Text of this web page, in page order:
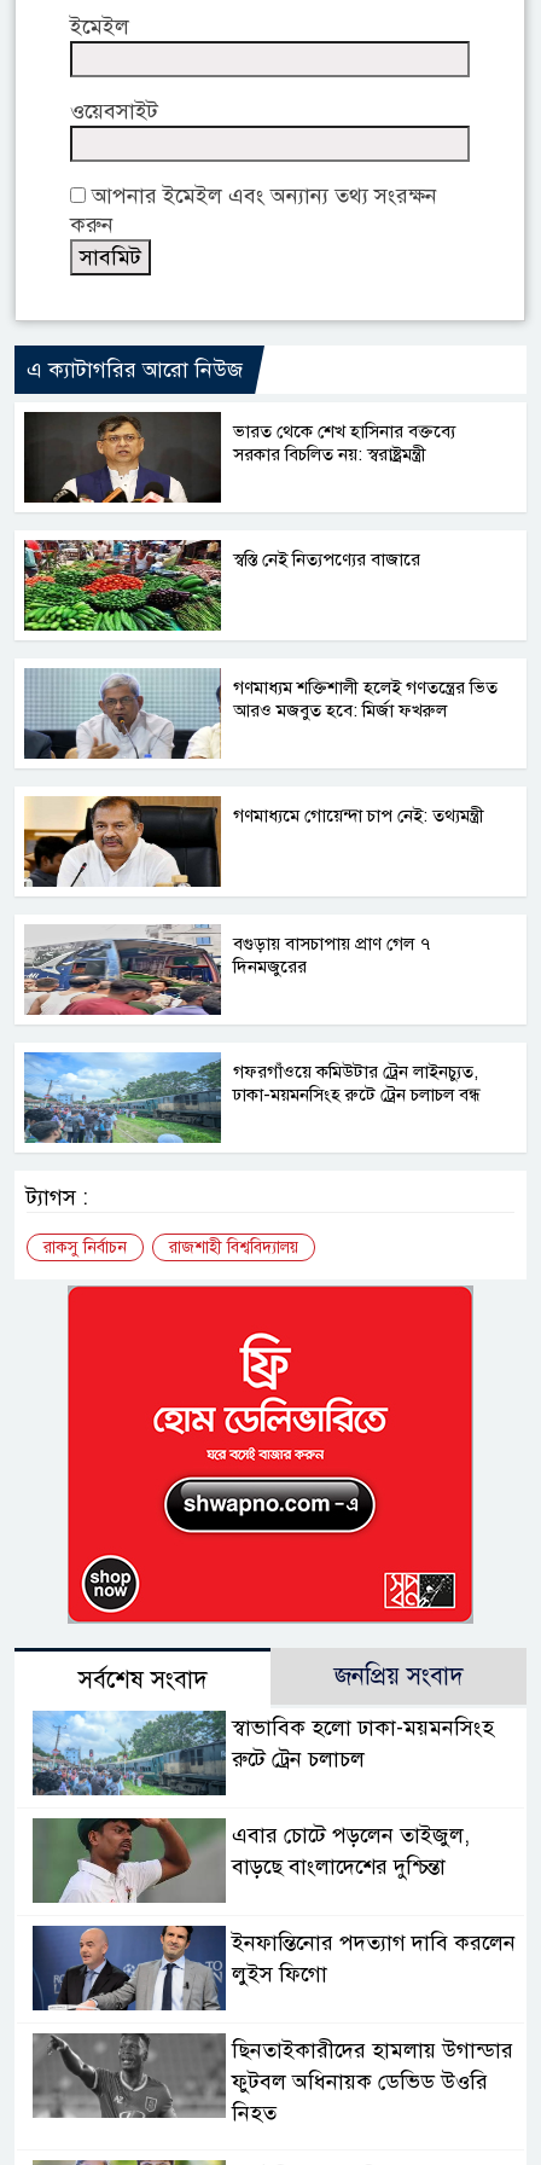
ইমেইল
ওয়েবসাইট
আপনার ইমেইল এবং অন্যান্য তথ্য সংরক্ষন
করুন
এ ক্যাটাগরির আরো নিউজ
ভারত থেকে শেখ হাসিনার বক্তব্যে
সরকার বিচলিত নয়: স্বরাষ্ট্রমন্ত্রী
স্বস্তি নেই নিত্যপণ্যের বাজারে
গণমাধ্যম শক্তিশালী হলেই গণতন্ত্রের ভিত
আরও মজবুত হবে: মির্জা ফখরুল
গণমাধ্যমে গোয়েন্দা চাপ নেই: তথ্যমন্ত্রী
বগুড়ায় বাসচাপায় প্রাণ গেল ৭
দিনমজুরের
গফরগাঁওয়ে কমিউটার ট্রেন লাইনচ্যুত,
ঢাকা-ময়মনসিংহ রুটে ট্রেন চলাচল বন্ধ
ট্যাগস :
রাকসু নির্বাচন রাজশাহী বিশ্ববিদ্যালয়
সর্বশেষ সংবাদ জনপ্রিয় সংবাদ
স্বাভাবিক হলো ঢাকা-ময়মনসিংহ
রুটে ট্রেন চলাচল
এবার চোটে পড়লেন তাইজুল,
বাড়ছে বাংলাদেশের দুশ্চিন্তা
ইনফান্তিনোর পদত্যাগ দাবি করলেন
লুইস ফিগো
ছিনতাইকারীদের হামলায় উগান্ডার
ফুটবল অধিনায়ক ডেভিড উওরি
নিহত